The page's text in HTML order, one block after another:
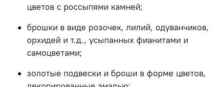
цветов с россыпями камней;
брошки в виде розочек, лилий, одуванчиков,
орхидей и т.д., усыпанных фианитами и
самоцветами;
золотые подвески и броши в форме цветов,